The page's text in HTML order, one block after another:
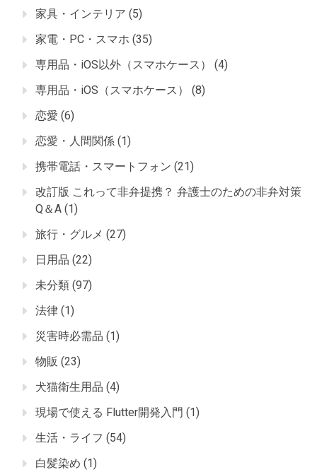
家具・インテリア (5)
家電・PC・スマホ (35)
専用品・iOS以外（スマホケース）
(4)
専用品・iOS（スマホケース）
(8)
恋愛 (6)
恋愛・人間関係 (1)
携帯電話・スマートフォン (21)
改訂版 これって非弁提携？ 弁護士のための非弁対策
Q＆A (1)
旅行・グルメ (27)
日用品 (22)
未分類 (97)
法律 (1)
災害時必需品 (1)
物販 (23)
犬猫衛生用品 (4)
現場で使える Flutter開発入門 (1)
生活・ライフ (54)
白髪染め (1)